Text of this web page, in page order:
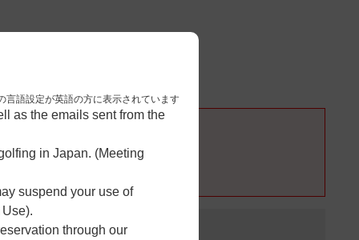
語設定が英語の方に表示されています
as the emails sent from the
in Japan. (Meeting
suspend your use of
through our